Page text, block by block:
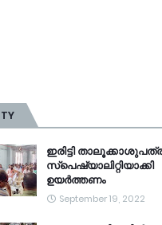
ഇരിട്ടി
സ്‌പെഷ്യാലിറ്റിയാക്കി
ഉയർത്തണം
September 19, 2022